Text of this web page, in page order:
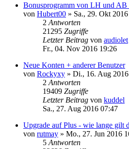
Bonusprogramm von LH und AB
von Hubert00 » Sa., 29. Okt
2 Antworten
21295 Zugriffe
Letzter Beitrag von audiolet
Fr., 04. Nov 2016 19:26
Neue Konten + anderer Benutzer
von Rockyxy » Di., 16. Aug
2 Antworten
19409 Zugriffe
Letzter Beitrag von kuddel
Sa., 27. Aug 2016 07:47
Upgrade auf Plus - wie lange gilt
von rutmay » Mo., 27. Jun 2016
5 Antworten